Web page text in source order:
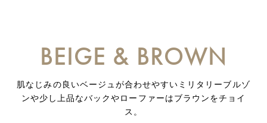
BEIGE & BROWN
肌なじみの良いベージュが合わせやすいミリタリーブルゾ
ンや少し上品なバックやローファーはブラウンをチョイ
ス。